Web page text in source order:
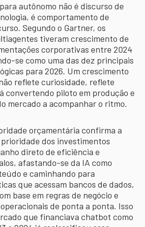
autônomo não é discurso de
é comportamento de
Segundo o Gartner, os
tiveram crescimento de
corporativas entre 2024
se como uma das dez principais
para 2026. Um crescimento
reflete curiosidade, reflete
convertendo piloto em produção e
mercado a acompanhar o ritmo.
orçamentária confirma a
dos investimentos
direto de eficiência e
afastando-se da IA como
e caminhando para
que acessam bancos de dados,
base em regras de negócio e
de ponta a ponta. Isso
que financiava chatbot como